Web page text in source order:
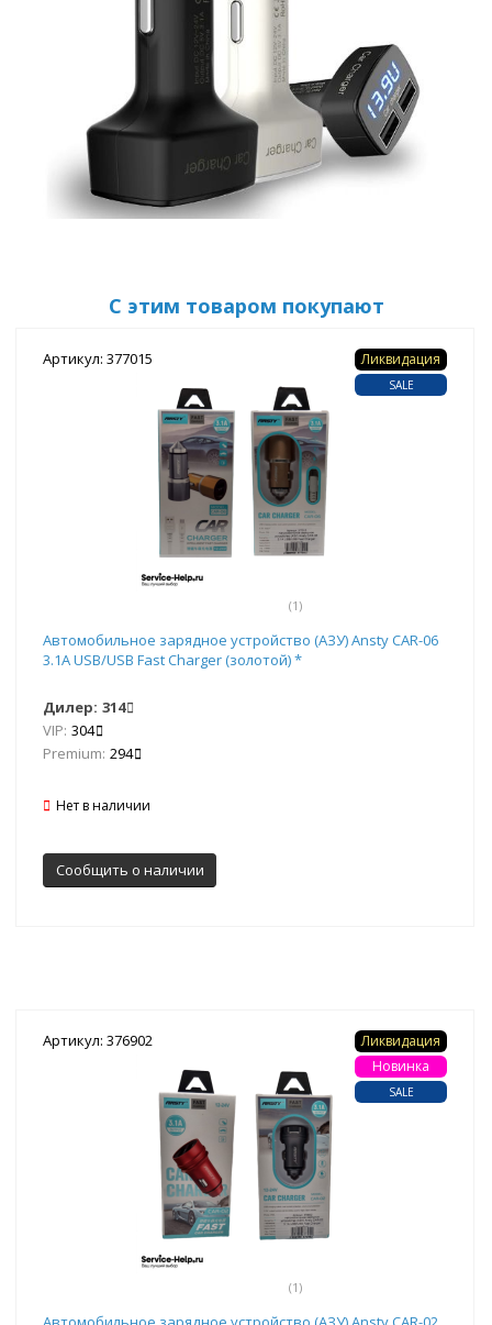
С этим товаром покупают
Артикул: 377015
(1)
Ликвидация
SALE
Автомобильное зарядное устройство (АЗУ) Ansty CAR-06
3.1A USB/USB Fast Charger (золотой) *
Дилер: 314
VIP: 304
Premium: 294
Нет в наличии
Сообщить о наличии
Артикул: 376902
(1)
Ликвидация
Новинка
SALE